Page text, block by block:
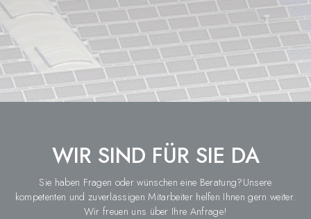
WIR SIND FÜR SIE DA
Sie haben Fragen oder wünschen eine Beratung?Unsere
kompetenten und zuverlässigen Mitarbeiter helfen Ihnen gern weiter.
Wir freuen uns über Ihre Anfrage!